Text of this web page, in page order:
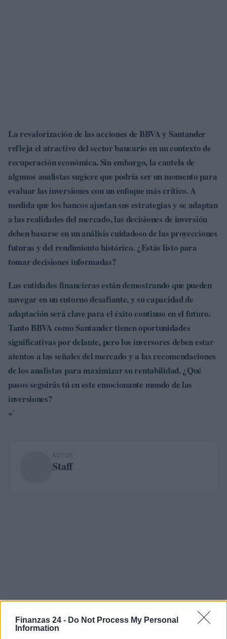
Finanzas 24 - Do Not Process My Personal
Information
La revalorización de las acciones de BBVAy Santander
refleja el atractivo del sector bancario en un contexto de
recuperación económica. Sin embargo, la cautela de
algunos analistas sugiere que podría ser un momento para
evaluar las inversiones con un enfoque más crítico. A
medida que los bancos ajustan sus estrategias y se adaptan
a las realidades del mercado, las decisiones de inversión
deben basarse en un análisis cuidadoso de las proyecciones
futuras y del rendimiento histórico. ¿Estás listo para
tomar decisiones informadas?
Las entidades financieras están demostrando que pueden
navegar en un entorno desafiante, y su capacidad de
adaptación será clave para el éxito continuo en el futuro.
Tanto BBVA comoSantandertienen oportunidades
significativas por delante, pero los inversores deben estar
atentos a las señales del mercado y a las recomendaciones
de los analistas para maximizar su rentabilidad. ¿Qué
pasos seguirás tú en este emocionante mundo de las
inversiones?
«`
AUTOR
Staff